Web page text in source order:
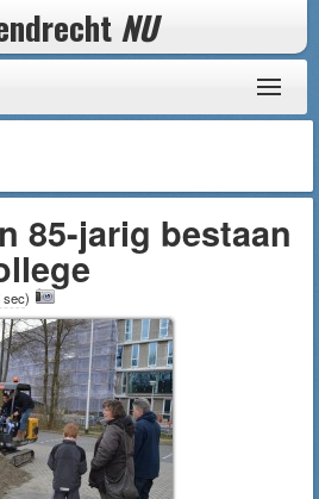
NU
85-jarig bestaan
sec)